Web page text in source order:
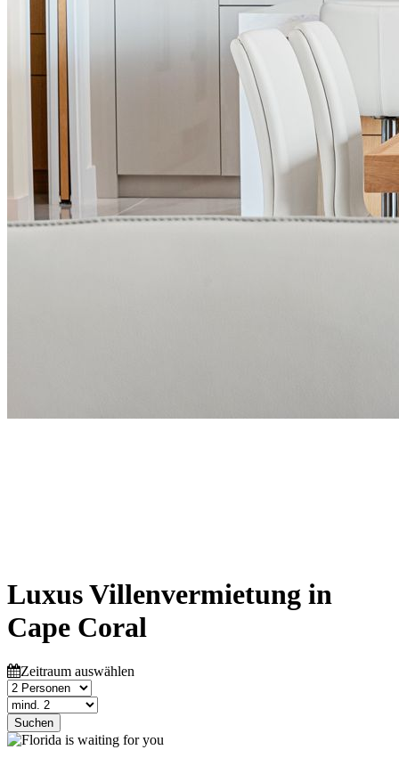
Luxus Villenvermietung in
Cape Coral
Zeitraum auswählen
Suchen